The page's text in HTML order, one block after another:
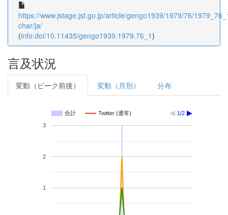
https://www.jstage.jst.go.jp/article/gengo1939/1979/76/
char/ja/
(info:doi/10.11435/gengo1939.1979.76_1)
言及状況
変動（ピーク前後） 変動（月別） 分布
合計 Twitter (通常) 1/2
1
2
3